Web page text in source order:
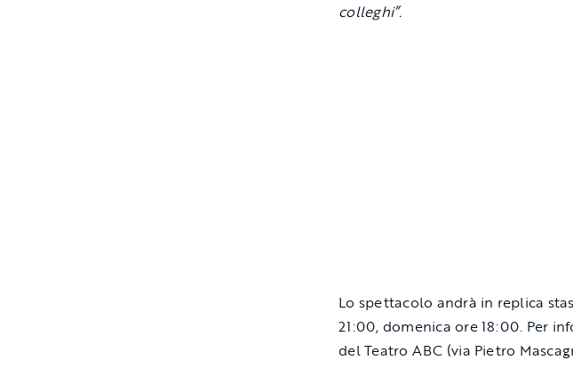
colleghi”.
Lo spettacolo andrà in replica
21:00, domenica ore 18:00. Per
del Teatro ABC (via Pietro